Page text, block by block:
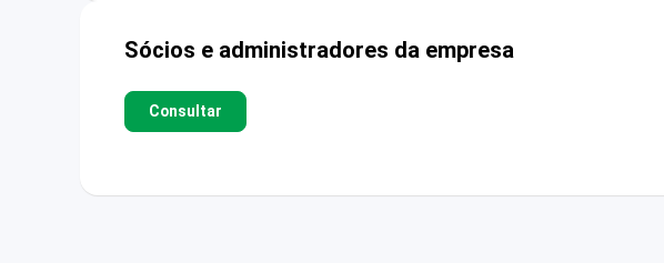
Sócios e administradores da empresa
Consultar